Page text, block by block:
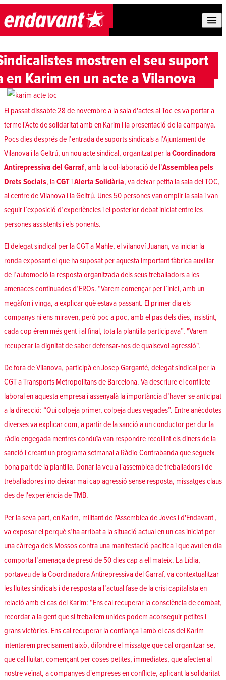
Skip to content
mostren el seu suport
en Karim en un acte a Vilanova
El passat dissabte 28 de novembre a la sala d'actes al Toc es va portar a
terme l'Acte de solidaritat amb en Karim i la presentació de la campanya.
Pocs dies després de l’entrada de suports sindicals a l’Ajuntament de
Vilanova i la Geltrú, un nou acte sindical, organitzat per laCoordinadora
Antirepressiva del Garraf, amb la col·laboració de l’Assemblea pels
Drets Socials, laCGT iAlerta Solidària, va deixar petita la sala del TOC,
al centre de Vilanova i la Geltrú. Unes 50 persones van omplir la sala i van
seguir l’exposició d’experiències i el posterior debat iniciat entre les
persones assistents i els ponents.
El delegat sindical per la CGT a Mahle, el vilanoví Juanan, va iniciar la
ronda exposant el que ha suposat per aquesta important fàbrica auxiliar
de l’automoció la resposta organitzada dels seus treballadors a les
amenaces continuades d’EROs. “Varem començar per l’inici, amb un
megàfon i vinga, a explicar què estava passant. El primer dia els
companys ni ens miraven, però poc a poc, amb el pas dels dies, insistint,
cada cop érem més gent i al final, tota la plantilla participava”. "Varem
recuperar la dignitat de saber defensar-nos de qualsevol agressió".
De fora de Vilanova, participà en Josep Garganté, delegat sindical per la
CGT a Transports Metropolitans de Barcelona. Va descriure el conflicte
laboral en aquesta empresa i assenyalà la importància d’haver-se anticipat
a la direcció: “Qui colpeja primer, colpeja dues vegades”. Entre anècdotes
diverses va explicar com, a partir de la sanció a un conductor per dur la
ràdio engegada mentres conduïa van respondre recollint els diners de la
sanció i creant un programa setmanal a Ràdio Contrabanda que segueix
bona part de la plantilla. Donar la veu a l'assemblea de treballadors i de
treballadores i no deixar mai cap agressió sense resposta, missatges claus
des de l'experiència de TMB.
Per la seva part, en Karim, militant de l'Assemblea de Joves i d'Endavant ,
va exposar el perquè s’ha arribat a la situació actual en un cas iniciat per
una càrrega dels Mossos contra una manifestació pacífica i que avui en dia
comporta l’amenaça de presó de 50 dies cap a ell mateix. La Lídia,
portaveu de la Coordinadora Antirepressiva del Garraf, va contextualitzar
les lluites sindicals i de resposta a l’actual fase de la crisi capitalista en
relació amb el cas del Karim: “Ens cal recuperar la consciència de combat,
recordar a la gent que si treballem unides podem aconseguir petites i
grans victòries. Ens cal recuperar la confiança i amb el cas del Karim
intentarem precisament això, difondre el missatge que cal organitzar-se,
que cal lluitar, començant per coses petites, immediates, que afecten al
nostre veïnat, a companyes d'empreses en conflicte, aplicant la solidaritat